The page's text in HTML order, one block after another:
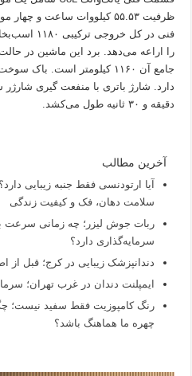
ظرفیت ۵۵.۵۳ کیلووات ساعت و
دقیقه و ۳۰ ثانیه طول می‌کشد.
آخرین مطالب
آیا ارتودنسی فقط جنبه زیبایی
سلامت دهان، فک و کیفیت زندگی
ربات جوش لیزر؛ چه زمانی سرعت
سرمایه‌گذاری دارد؟
دندانپزشک زیبایی در کرج؛ قبل از
ایمپلنت دندان در غرب تهران؛
رنگ کامپوزیت فقط سفید نیست؛
چهره ما هماهنگ باشد؟